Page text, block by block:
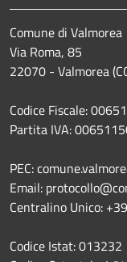
Comune di Valmorea
Via Roma, 85
22070 - Valmorea
Codice Fiscale:
Partita IVA:
PEC:
Email:
Centralino Unico:
Codice Istat: 013232